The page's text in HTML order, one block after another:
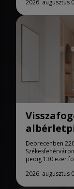
2026. augusztus
Debrecenben
pedig 130 ezer
2026. augusztus